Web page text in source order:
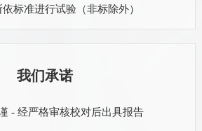
标准进行试验（非标除外）
我们承诺
- 经严格审核校对后出具报告